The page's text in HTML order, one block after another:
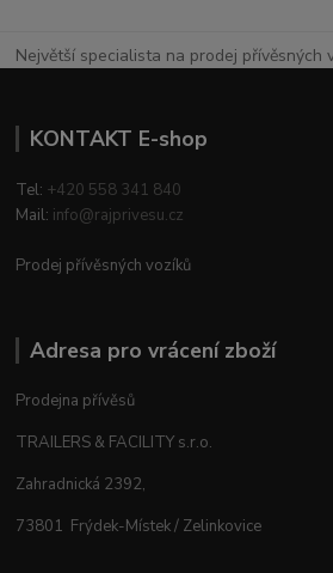
Největší specialista na prodej přívěsných
KONTAKT E-shop
Tel: +420 558 341 840
Mail: info@rajprivesu.cz
Prodej přívěsných vozíků
Adresa pro vrácení zboží
Prodejna přívěsů
TRAILERS & FACILITY s.r.o.
Zahradnická 2392,
73801 Frýdek-Místek / Zelinkovice